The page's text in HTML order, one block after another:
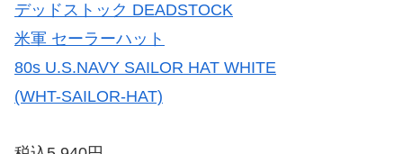
デッドストック DEADSTOCK
米軍 セーラーハット
80s U.S.NAVY SAILOR HAT WHITE
(WHT-SAILOR-HAT)